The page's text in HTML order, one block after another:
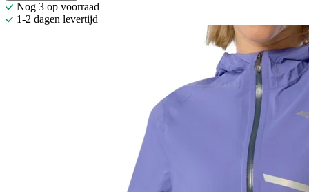
Nog 3 op voorraad
1-2 dagen levertijd